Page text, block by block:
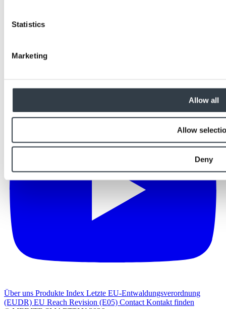
Statistics
Marketing
Allow all
Allow
Deny
Über uns Produkte Index Letzte EU-Entwaldungsverordnung
(EUDR) EU Reach Revision (E05) Contact Kontakt finden